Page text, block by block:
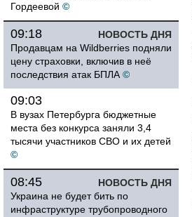
Гордеевой ©
НОВОСТЬ ДНЯ
09:18
Продавцам на Wildberries подняли
цену страховки, включив в неё
последствия атак БПЛА ©
09:03
В вузах Петербурга бюджетные
места без конкурса заняли 3,4
тысячи участников СВО и их детей
©
НОВОСТЬ ДНЯ
08:45
Украина не будет бить по
инфраструктуре трубопроводного